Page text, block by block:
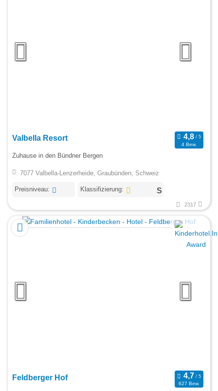
Valbella Resort
4 Bew.
Zuhause in den Bündner Bergen
7077 Valbella-Lenzerheide, Graubünden, Schweiz
Preisniveau: Klassifizierung:
2317
Feldberger Hof
627 Bew.